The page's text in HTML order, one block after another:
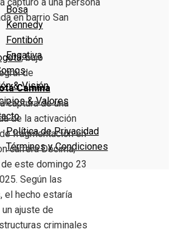
Bosa
Kennedy
Fontibón
Engativa
& Visión
& Valores
Política de Privacidad
Términos y Condiciones
, bajo
de
Camina
captura de una
de la activación
fragmentación en
carrera Décima,
este domingo 23
Según las
el hecho estaría
ajuste de
criminales